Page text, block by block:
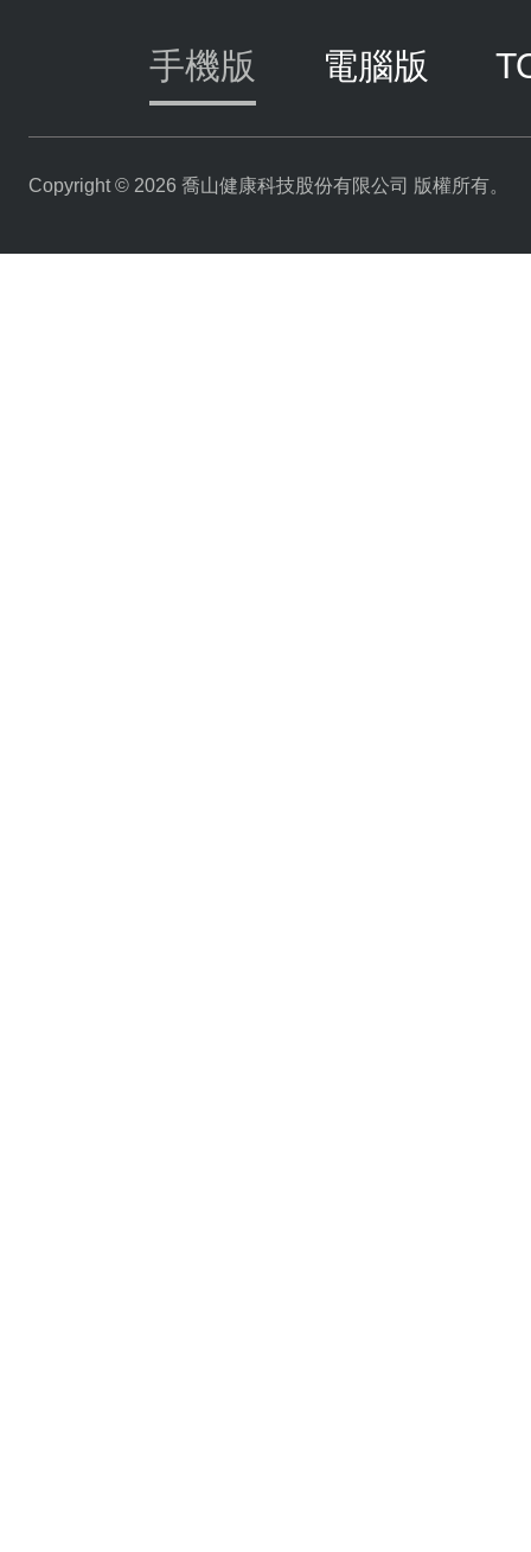
手機版 電腦版
Copyright © 2026 喬山健康科技股份有限公司 版權所有。